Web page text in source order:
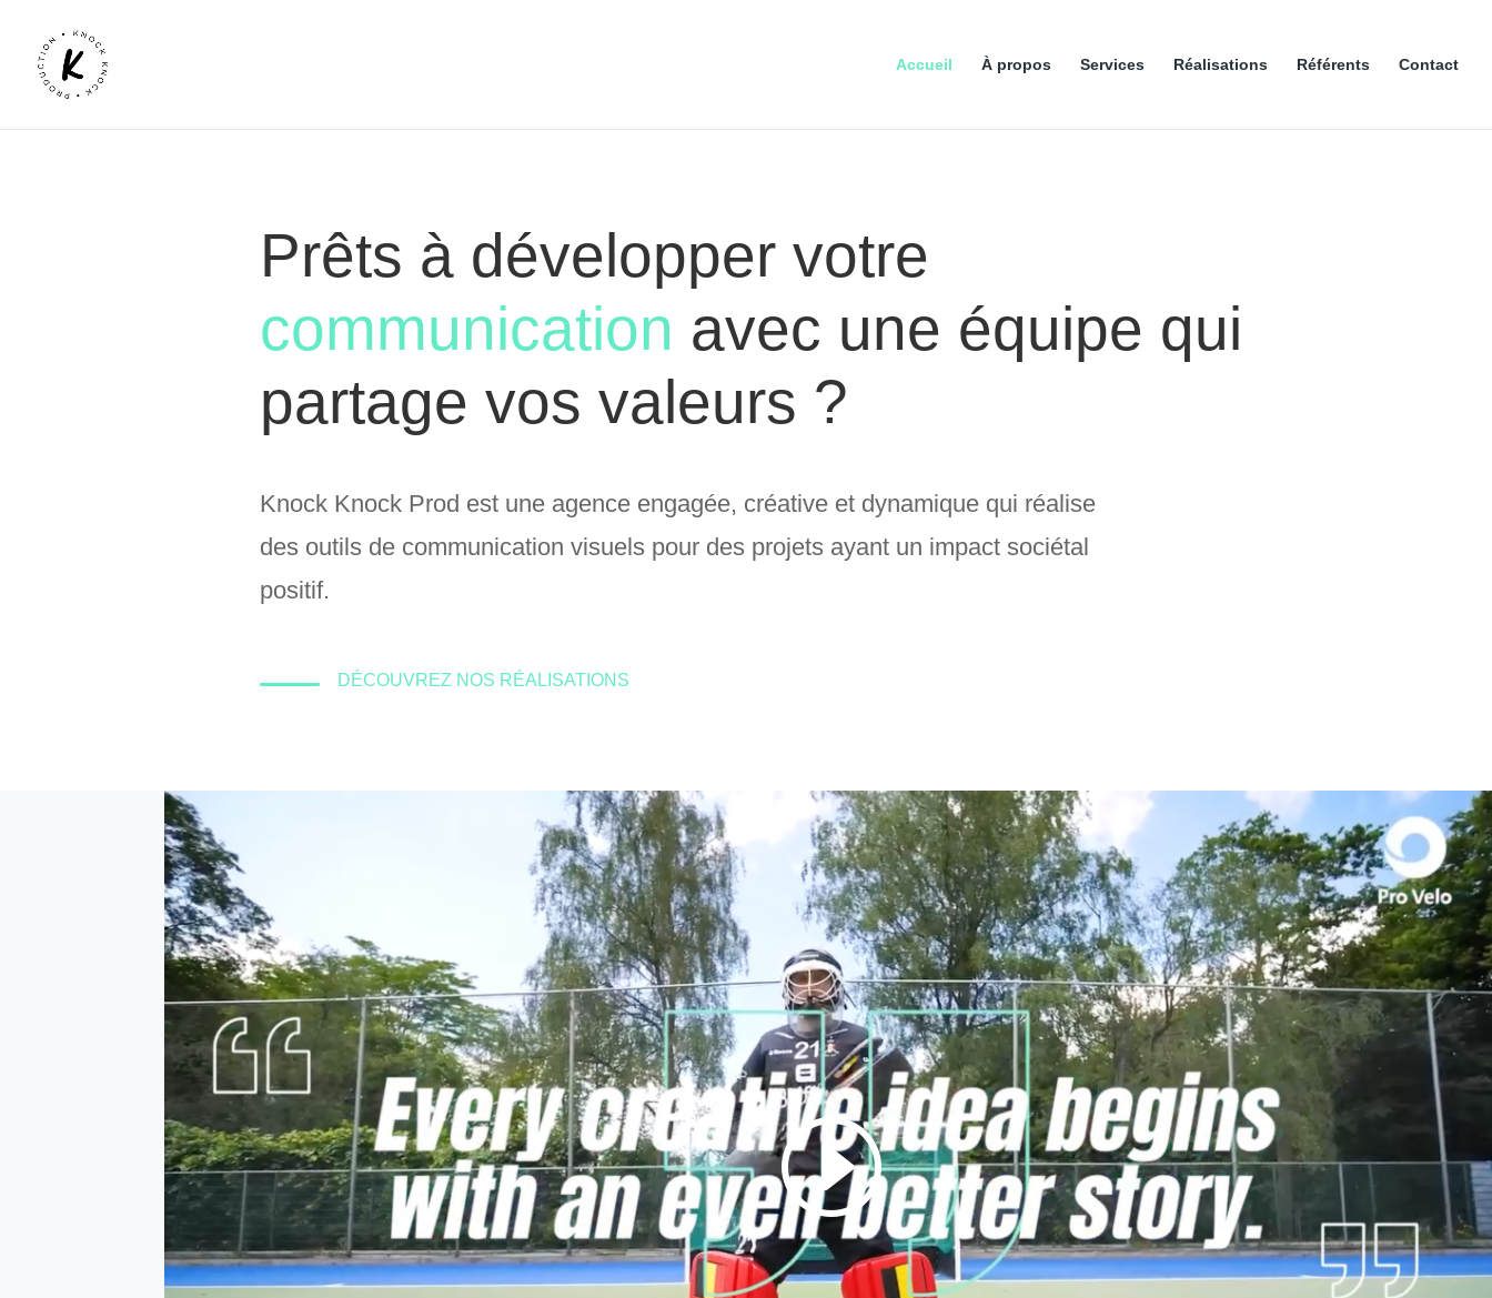
Accueil À propos Services Réalisations Référents Contact
Prêts à développer votre
communication avec une équipe qui
partage vos valeurs ?
Knock Knock Prod est une agence engagée, créative et dynamique qui réalise
des outils de communication visuels pour des projets ayant un impact sociétal
positif.
DÉCOUVREZ NOS RÉALISATIONS